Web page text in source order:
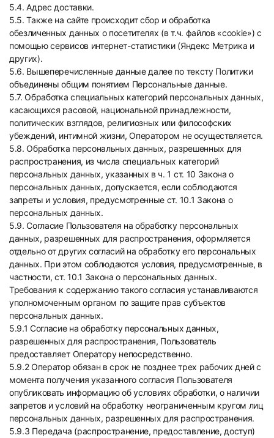
5.4. Адрес доставки.
5.5. Также на сайте происходит сбор и обработка
обезличенных данных о посетителях (в т.ч. файлов «cookie») с
помощью сервисов интернет-статистики (Яндекс Метрика и
других).
5.6. Вышеперечисленные данные далее по тексту Политики
объединены общим понятием Персональные данные.
5.7. Обработка специальных категорий персональных данных,
касающихся расовой, национальной принадлежности,
политических взглядов, религиозных или философских
убеждений, интимной жизни, Оператором не осуществляется.
5.8. Обработка персональных данных, разрешенных для
распространения, из числа специальных категорий
персональных данных, указанных в ч. 1 ст. 10 Закона о
персональных данных, допускается, если соблюдаются
запреты и условия, предусмотренные ст. 10.1 Закона о
персональных данных.
5.9. Согласие Пользователя на обработку персональных
данных, разрешенных для распространения, оформляется
отдельно от других согласий на обработку его персональных
данных. При этом соблюдаются условия, предусмотренные, в
частности, ст. 10.1 Закона о персональных данных.
Требования к содержанию такого согласия устанавливаются
уполномоченным органом по защите прав субъектов
персональных данных.
5.9.1 Согласие на обработку персональных данных,
разрешенных для распространения, Пользователь
предоставляет Оператору непосредственно.
5.9.2 Оператор обязан в срок не позднее трех рабочих дней с
момента получения указанного согласия Пользователя
опубликовать информацию об условиях обработки, о наличии
запретов и условий на обработку неограниченным кругом лиц
персональных данных, разрешенных для распространения.
5.9.3 Передача (распространение, предоставление, доступ)